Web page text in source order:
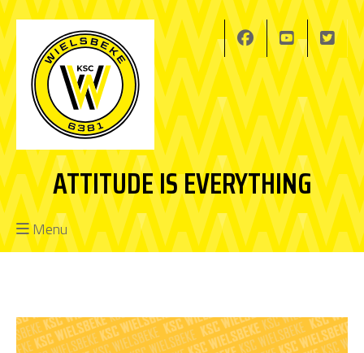
ATTITUDE IS EVERYTHING
Menu